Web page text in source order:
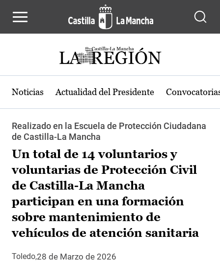
Noticias Actualidad del Presidente
Realizado en la Escuela de Protección Ciudadana
de Castilla-La Mancha
Un total de 14 voluntarios y
voluntarias de Protección Civil
de Castilla-La Mancha
participan en una formación
sobre mantenimiento de
vehículos de atención sanitaria
Toledo28 de Marzo de 2026